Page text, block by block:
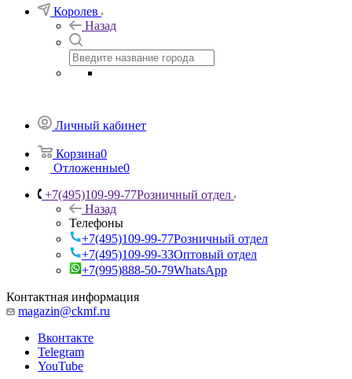
Королев
Назад
Личный кабинет
Корзина0
Отложенные0
+7(495)109-99-77Розничный отдел
Назад
Телефоны
+7(495)109-99-77Розничный отдел
+7(495)109-99-33Оптовый отдел
+7(995)888-50-79WhatsApp
Контактная информация
magazin@ckmf.ru
Вконтакте
Telegram
YouTube